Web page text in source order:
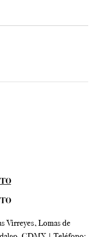
Virreyes, Lomas de